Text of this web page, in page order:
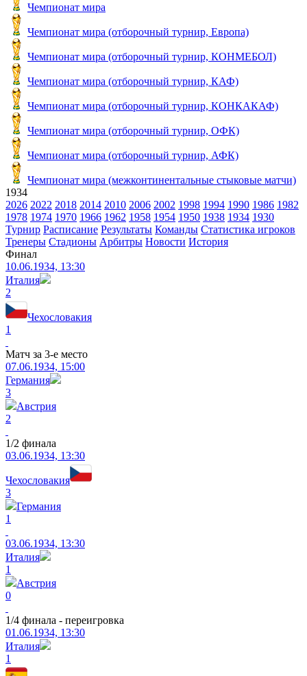
Чемпионат мира
Чемпионат мира (отборочный турнир, Европа)
Чемпионат мира (отборочный турнир, КОНМЕБОЛ)
Чемпионат мира (отборочный турнир, КАФ)
Чемпионат мира (отборочный турнир, КОНКАКАФ)
Чемпионат мира (отборочный турнир, ОФК)
Чемпионат мира (отборочный турнир, АФК)
Чемпионат мира (межконтинентальные стыковые матчи)
1934
2026 2022 2018 2014 2010 2006 2002 1998 1994 1990 1986 1982
1978 1974 1970 1966 1962 1958 1954 1950 1938 1934 1930
Турнир Расписание Результаты Команды Статистика игроков
Тренеры Стадионы Арбитры Новости История
Финал
10.06.1934, 13:30
Италия
2
Чехословакия
1
Матч за 3-е место
07.06.1934, 15:00
Германия
3
Австрия
2
1/2 финала
03.06.1934, 13:30
Чехословакия
3
Германия
1
03.06.1934, 13:30
Италия
1
Австрия
0
1/4 финала - переигровка
01.06.1934, 13:30
Италия
1